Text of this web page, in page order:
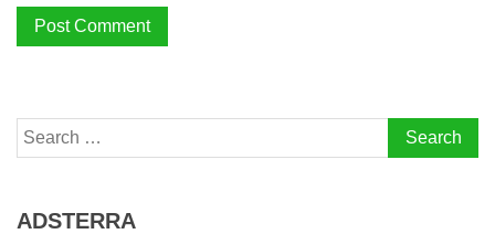
Search
for:
ADSTERRA